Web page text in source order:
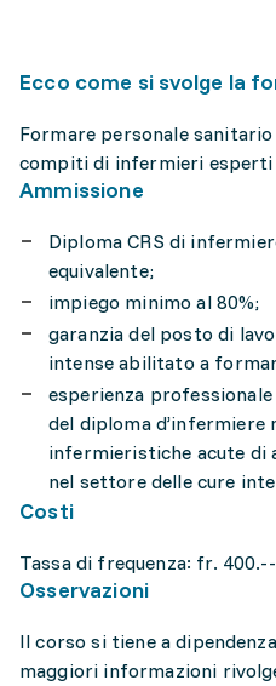
Ecco come si svolge la
Formare personale
compiti di infermieri esperti
Ammissione
Diploma CRS di
equivalente;
impiego minimo al 80%;
garanzia del posto di
intense abilitato a
esperienza
del diploma d’infermiere
infermieristiche acute di
nel settore delle cure
Costi
Tassa di frequenza: fr.
Osservazioni
Il corso si tiene a
maggiori informazioni